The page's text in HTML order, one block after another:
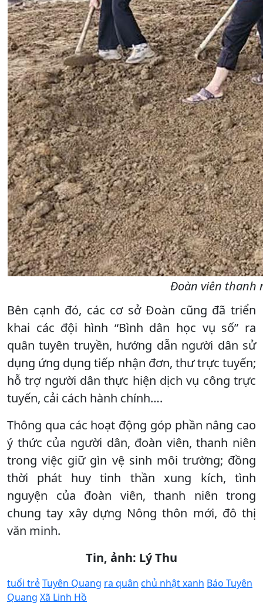
Đoàn viên thanh
Bên cạnh đó, các cơ sở Đoàn cũng đã triển
khai các đội hình “Bình dân học vụ số” ra
quân tuyên truyền, hướng dẫn người dân sử
dụng ứng dụng tiếp nhận đơn, thư trực tuyến;
hỗ trợ người dân thực hiện dịch vụ công trực
tuyến, cải cách hành chính….
Thông qua các hoạt động góp phần nâng cao
ý thức của người dân, đoàn viên, thanh niên
trong việc giữ gìn vệ sinh môi trường; đồng
thời phát huy tinh thần xung kích, tình
nguyện của đoàn viên, thanh niên trong
chung tay xây dựng Nông thôn mới, đô thị
văn minh.
Tin, ảnh: Lý Thu
tuổi trẻTuyên Quang ra quân chủ nhật xanh Báo Tuyên
Quang Xã Linh Hồ